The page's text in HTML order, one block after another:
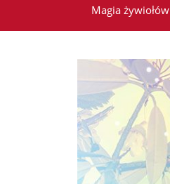
Magia żywiołów